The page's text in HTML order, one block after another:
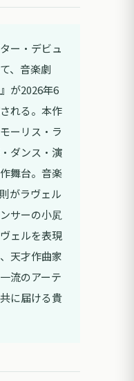
ー・デビュ
、音楽劇
が2026年6
れる。本作
ーリス・ラ
ダンス・演
舞台。音楽
がラヴェル
サーの小㞍
ェルを表現
天才作曲家
流のアーテ
に届ける貴